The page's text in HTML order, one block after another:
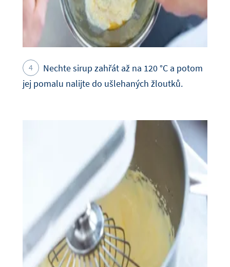
Nechte sirup zahřát až na 120 °C a potom
jej pomalu nalijte do ušlehaných žloutků.